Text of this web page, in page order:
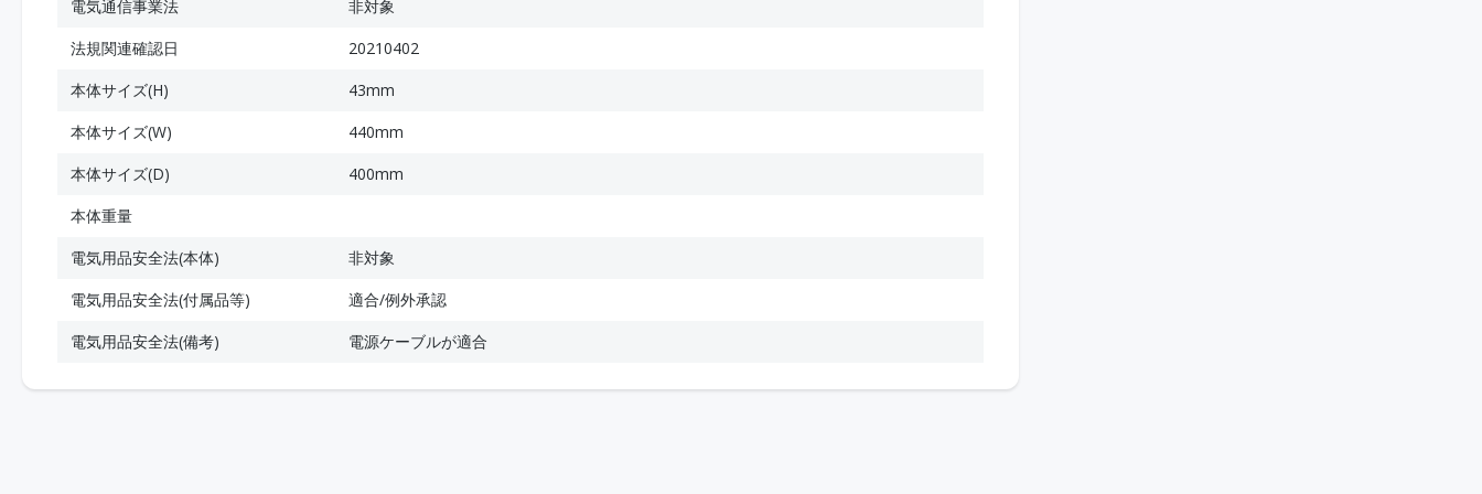
電気通信事業法
非対象
法規関連確認日
20210402
本体サイズ(H)
43mm
本体サイズ(W)
440mm
本体サイズ(D)
400mm
本体重量
電気用品安全法(本体)
非対象
電気用品安全法(付属品等)
適合/例外承認
電気用品安全法(備考)
電源ケーブルが適合